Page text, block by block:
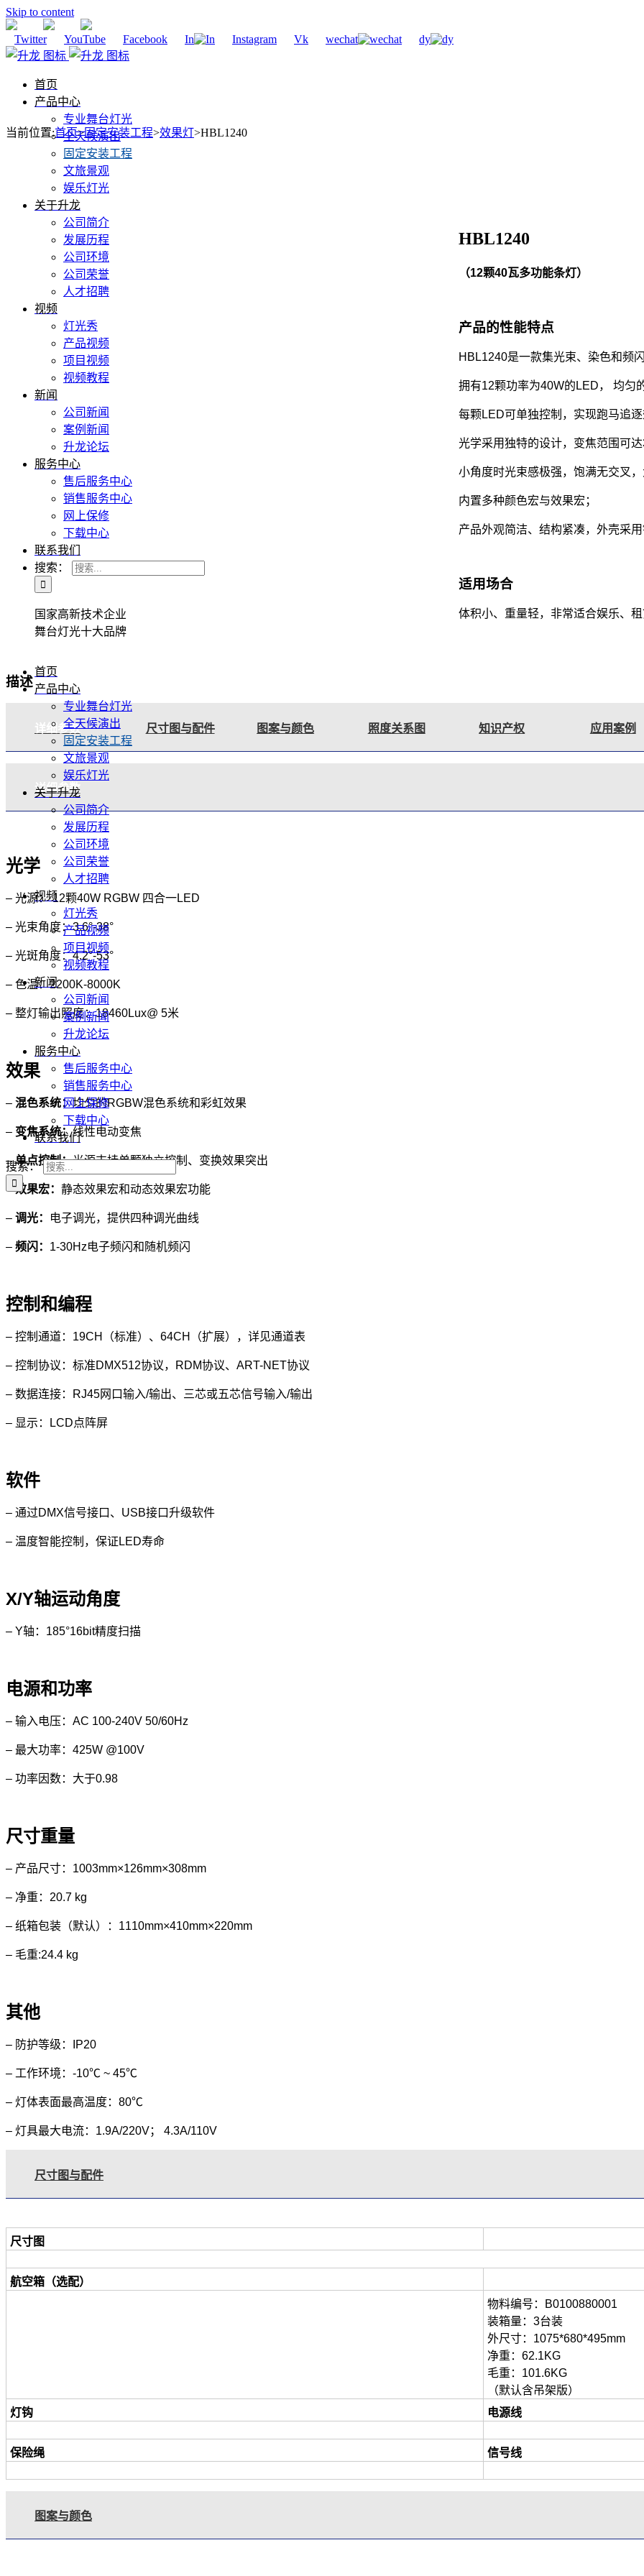
Skip to content
Twitter YouTube Facebook In Instagram Vk wechat dy
首页
产品中心
专业舞台灯光
全天候演出
固定安装工程
文旅景观
娱乐灯光
关于升龙
公司简介
发展历程
公司环境
公司荣誉
人才招聘
视频
灯光秀
产品视频
项目视频
视频教程
新闻
公司新闻
案例新闻
升龙论坛
服务中心
售后服务中心
销售服务中心
网上保修
下载中心
联系我们
搜索：
国家高新技术企业
舞台灯光十大品牌
首页
产品中心
专业舞台灯光
全天候演出
固定安装工程
文旅景观
娱乐灯光
关于升龙
公司简介
发展历程
公司环境
公司荣誉
人才招聘
视频
灯光秀
产品视频
项目视频
视频教程
新闻
公司新闻
案例新闻
升龙论坛
服务中心
售后服务中心
销售服务中心
网上保修
下载中心
联系我们
搜索：
当前位置:首页>固定安装工程>效果灯>HBL1240
HBL1240
（12颗40瓦多功能条灯）
产品的性能特点
HBL1240是一款集光束、染色和频
拥有12颗功率为40W的LED， 均匀
每颗LED可单独控制，实现跑马追
光学采用独特的设计，变焦范围可达
小角度时光束感极强，饱满无交叉
内置多种颜色宏与效果宏；
产品外观简洁、结构紧凑，外壳采
适用场合
体积小、重量轻，非常适合娱乐、
描述
详细参数 尺寸图与配件 图案与颜色 照度关系图 知识产权 应用案例
详细参数
光学
– 光源： 12颗40W RGBW 四合一LED
– 光束角度：3.6°-38°
– 光斑角度：4.2°-53°
– 色温：2200K-8000K
– 整灯输出照度：18460Lux@ 5米
效果
– 混色系统：均匀的RGBW混色系统和彩虹效果
– 变焦系统：线性电动变焦
–单点控制：光源支持单颗独立控制、变换效果突出
–效果宏： 静态效果宏和动态效果宏功能
– 调光： 电子调光，提供四种调光曲线
– 频闪： 1-30Hz电子频闪和随机频闪
控制和编程
– 控制通道：19CH（标准）、64CH（扩展），详见通道表
– 控制协议：标准DMX512协议，RDM协议、ART-NET协议
– 数据连接：RJ45网口输入/输出、三芯或五芯信号输入/输出
– 显示：LCD点阵屏
软件
– 通过DMX信号接口、USB接口升级软件
– 温度智能控制，保证LED寿命
X/Y轴运动角度
– Y轴：185°16bit精度扫描
电源和功率
– 输入电压：AC 100-240V 50/60Hz
– 最大功率：425W @100V
– 功率因数：大于0.98
尺寸重量
– 产品尺寸：1003mm×126mm×308mm
– 净重：20.7 kg
– 纸箱包装（默认）：1110mm×410mm×220mm
– 毛重:24.4 kg
其他
– 防护等级：IP20
– 工作环境：-10℃ ~ 45℃
– 灯体表面最高温度：80℃
– 灯具最大电流：1.9A/220V； 4.3A/110V
尺寸图与配件
尺寸图
航空箱（选配）
物料编号：B0100880001
装箱量：3台装
外尺寸：1075*680*495mm
净重：62.1KG
毛重：101.6KG
（默认含吊架版）
灯钩
电源线
保险绳 信号线
图案与颜色